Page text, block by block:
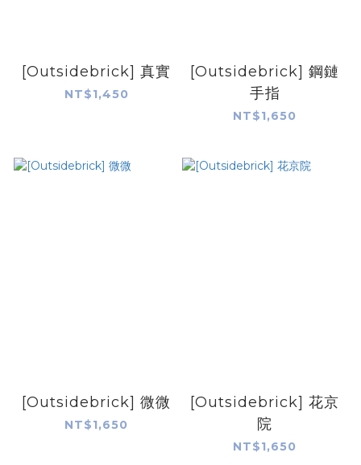
[Outsidebrick] 真實
NT$1,450
[Outsidebrick] 鋼鏈
手指
NT$1,650
[Outsidebrick] 微微
NT$1,650
[Outsidebrick] 花京
院
NT$1,650